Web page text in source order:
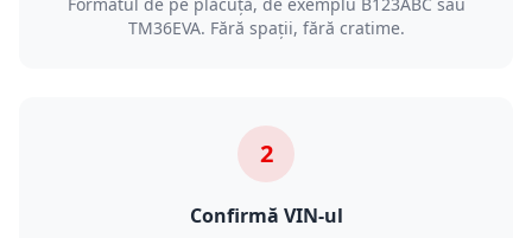
TM36EVA. Fără spații, fără cratime.
2
Confirmă VIN-ul